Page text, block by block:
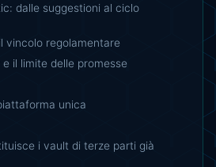
dalle suggestioni al ciclo
vincolo regolamentare
il limite delle promesse
unica
i vault di terze parti già